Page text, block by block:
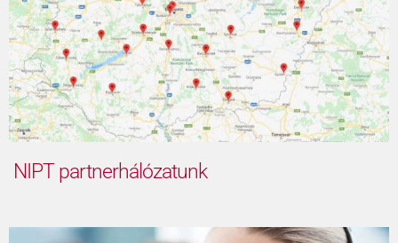
NIPT partnerhálózatunk